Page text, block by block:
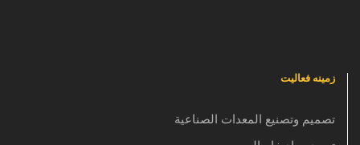
زمینه فعالیت
تصميم وتصنيع المعدات الصناعية